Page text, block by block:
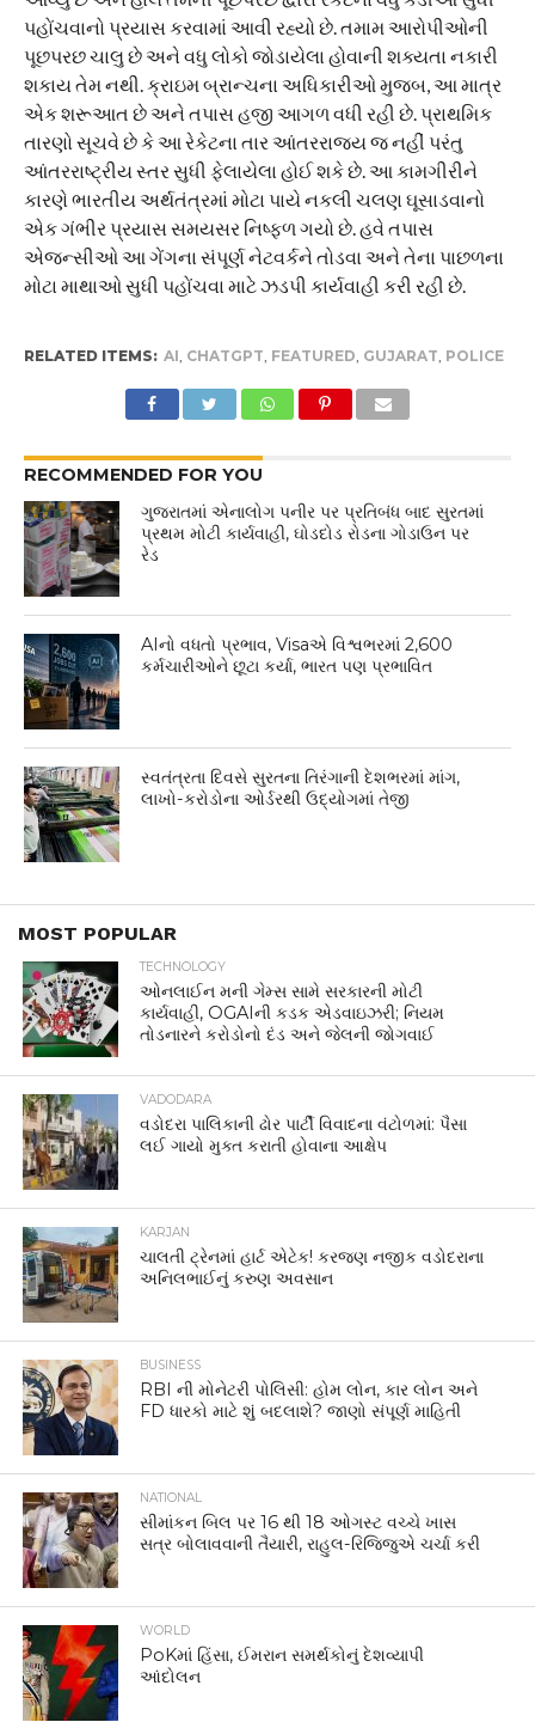
પહોંચવાનો પ્રયાસ કરવામાં આવી રહ્યો છે. તમામ આરોપીઓની
પૂછપરછ ચાલુ છે અને વધુ લોકો જોડાયેલા હોવાની શક્યતા નકારી
શકાય તેમ નથી. ક્રાઇમ બ્રાન્ચના અધિકારીઓ મુજબ, આ માત્ર
એક શરૂઆત છે અને તપાસ હજી આગળ વધી રહી છે. પ્રાથમિક
તારણો સૂચવે છે કે આ રેકેટના તાર આંતરરાજ્ય જ નહીં પરંતુ
આંતરરાષ્ટ્રીય સ્તર સુધી ફેલાયેલા હોઈ શકે છે. આ કામગીરીને
કારણે ભારતીય અર્થતંત્રમાં મોટા પાયે નકલી ચલણ ઘૂસાડવાનો
એક ગંભીર પ્રયાસ સમયસર નિષ્ફળ ગયો છે. હવે તપાસ
એજન્સીઓ આ ગેંગના સંપૂર્ણ નેટવર્કને તોડવા અને તેના પાછળના
મોટા માથાઓ સુધી પહોંચવા માટે ઝડપી કાર્યવાહી કરી રહી છે.
RELATED ITEMS: AI CHATGPT FEATURED GUJARAT POLICE
RECOMMENDED FOR YOU
ગુજરાતમાં એનાલોગ પનીર પર પ્રતિબંધ બાદ સુરતમાં
પ્રથમ મોટી કાર્યવાહી, ઘોડદોડ રોડના ગોડાઉન પર
રેડ
AIનો વધતો પ્રભાવ, Visaએ વિશ્વભરમાં 2,600
કર્મચારીઓને છૂટા કર્યા, ભારત પણ પ્રભાવિત
સ્વતંત્રતા દિવસે સુરતના તિરંગાની દેશભરમાં માંગ,
લાખો-કરોડોના ઓર્ડરથી ઉદ્યોગમાં તેજી
MOST POPULAR
TECHNOLOGY
ઓનલાઈન મની ગેમ્સ સામે સરકારની મોટી
કાર્યવાહી, OGAIની કડક એડવાઇઝરી; નિયમ
તોડનારને કરોડોનો દંડ અને જેલની જોગવાઈ
VADODARA
વડોદરા પાલિકાની ઢોર પાર્ટી વિવાદના વંટોળમાં: પૈસા
લઈ ગાયો મુક્ત કરાતી હોવાના આક્ષેપ
KARJAN
ચાલતી ટ્રેનમાં હાર્ટ એટેક! કરજણ નજીક વડોદરાના
અનિલભાઈનું કરુણ અવસાન
BUSINESS
RBI ની મોનેટરી પોલિસી: હોમ લોન, કાર લોન અને
FD ધારકો માટે શું બદલાશે? જાણો સંપૂર્ણ માહિતી
NATIONAL
સીમાંકન બિલ પર 16 થી 18 ઓગસ્ટ વચ્ચે ખાસ
સત્ર બોલાવવાની તૈયારી, રાહુલ-રિજિજુએ ચર્ચા કરી
WORLD
PoKમાં હિંસા, ઈમરાન સમર્થકોનું દેશવ્યાપી
આંદોલન